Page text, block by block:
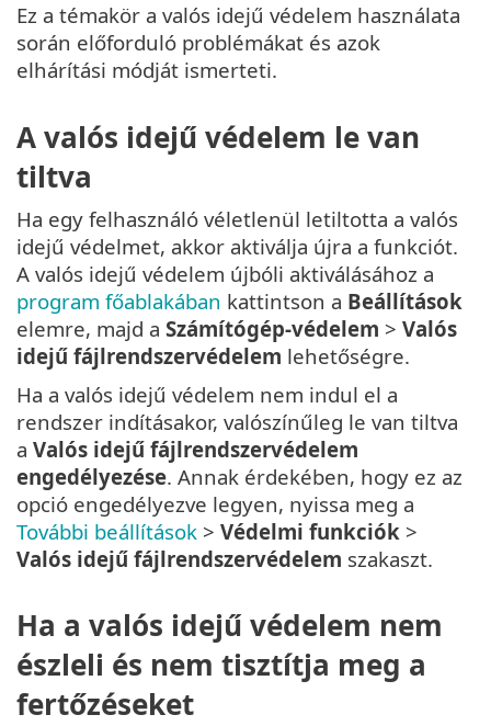
Ez a témakör a valós idejű védelem használata
során előforduló problémákat és azok
elhárítási módját ismerteti.
A valós idejű védelem le van
tiltva
Ha egy felhasználó véletlenül letiltotta a valós
idejű védelmet, akkor aktiválja újra a funkciót.
A valós idejű védelem újbóli aktiválásához a
program főablakában kattintson a Beállítások
elemre, majd a Számítógép-védelem > Valós
idejű fájlrendszervédelem lehetőségre.
Ha a valós idejű védelem nem indul el a
rendszer indításakor, valószínűleg le van tiltva
a Valós idejű fájlrendszervédelem
engedélyezése. Annak érdekében, hogy ez az
opció engedélyezve legyen, nyissa meg a
További beállítások > Védelmi funkciók >
Valós idejű fájlrendszervédelem szakaszt.
Ha a valós idejű védelem nem
észleli és nem tisztítja meg a
fertőzéseket